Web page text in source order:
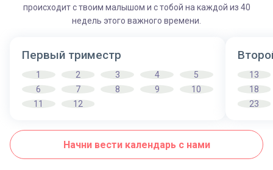
происходит с твоим малышом и с тобой на каждой из 40
недель этого важного времени.
Первый триместр
1 2 3 4
5
6
7 8 9
10
11
12
13
18
23
Начни вести календарь с нами